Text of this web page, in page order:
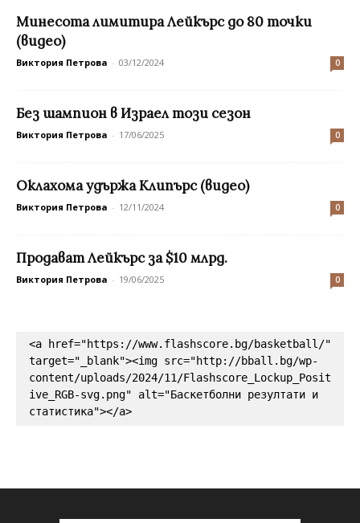
Минесота лимитира Лейкърс до 80 точки
(видео)
Виктория Петрова - 03/12/2024 0
Без шампион в Израел този сезон
Виктория Петрова - 17/06/2025 0
Оклахома удържа Клипърс (видео)
Виктория Петрова - 12/11/2024 0
Продават Лейкърс за $10 млрд.
Виктория Петрова - 19/06/2025 0
<a href="https://www.flashscore.bg/basketball/"
target="_blank"><img src="http://bball.bg/wp-
content/uploads/2024/11/Flashscore_Lockup_Posit
ive_RGB-svg.png" alt="Баскетболни резултати и
статистика"></a>